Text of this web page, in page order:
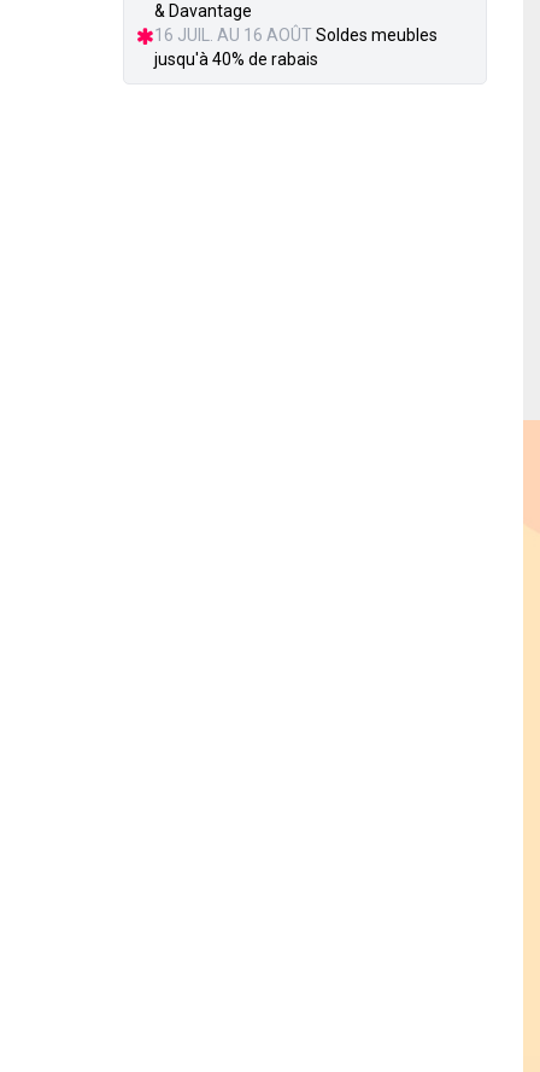
& Davantage
16 JUIL. AU 16 AOÛT Soldes meubles
jusqu'à 40% de rabais